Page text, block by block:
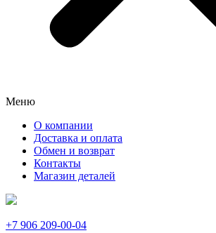
Меню
О компании
Доставка и оплата
Обмен и возврат
Контакты
Магазин деталей
+7 906 209-00-04